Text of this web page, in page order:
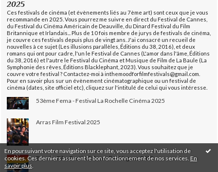
En poursuivant votre navigation sur ce site, vous acceptez l'utilisation de
cookies. Ces derniers assurent le bon fonctionnement de nos services. En
savoir plus
2025
Ces festivals de cinéma (et évènements liés au 7ème art) sont ceux que je vous
recommande en 2025. Vous pourrez me suivre en direct du Festival de Cannes,
du Festival du Cinéma Américain de Deauville, du Dinard Festival du Film
Britannique et Irlandais... Plus de 10 fois membre de jurys de festivals de cinéma,
je couvre ces festivals depuis plus de vingt ans. J'ai consacré un recueil de
nouvelles à ce sujet (Les illusions parallèles, Éditions du 38, 2016), et deux
romans qui ont pour cadre, l'un le Festival de Cannes (L'amor dans l'âme, Éditions
du 38, 2016) et l'autre le Festival du Cinéma et Musique de Film de La Baule (La
Symphonie des rêves, Éditions Blacklephant, 2023). Vous souhaitez que je
couvre votre festival ? Contactez-moi à inthemoodforfilmfestivals@gmail.com.
Pour en savoir plus sur un évènement cinématographique ou un festival de
cinéma (dates, site officiel etc), cliquez sur l'intitulé de celui qui vous intéresse.
53ème Fema - Festival La Rochelle Cinéma 2025
Arras Film Festival 2025
Biarritz Film Festival Nouvelles Vagues 2025